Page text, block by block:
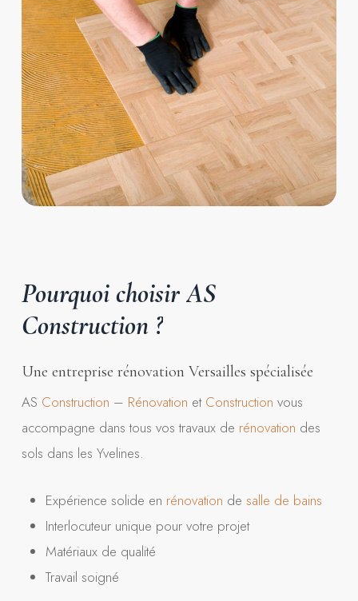
PourquoichoisirAS
Construction ?
Une entreprise rénovation Versailles spécialisée
AS Construction – Rénovation et Construction vous
accompagne dans tous vos travaux de rénovation des
sols dans les Yvelines.
Expérience solide en rénovation de salle de bains
Interlocuteur unique pour votre projet
Matériaux de qualité
Travail soigné